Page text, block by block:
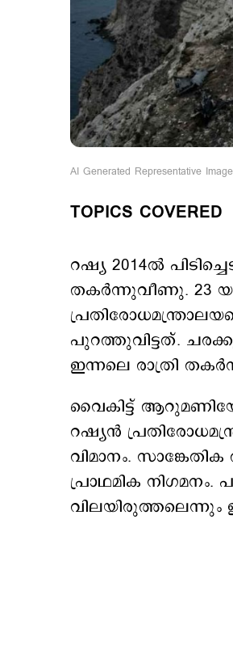
AI Generated Representative Image
TOPICS COVERED
റഷ്യ 2014ല്‍
തകര്‍ന്നുവീണു. 23
പുറത്തുവിട്ടത്.
ഇന്നലെ രാത്രി
വൈകിട്ട്
റഷ്യന്‍
വിമാനം.
പ്രാഥമിക നിഗമനം.